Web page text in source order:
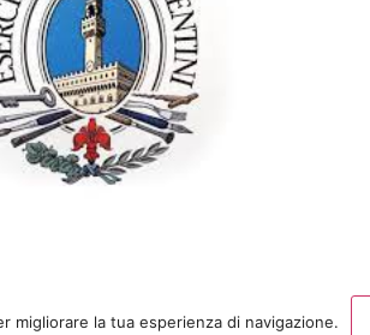
|Privacy Policy
migliorare la tua esperienza di navigazione.